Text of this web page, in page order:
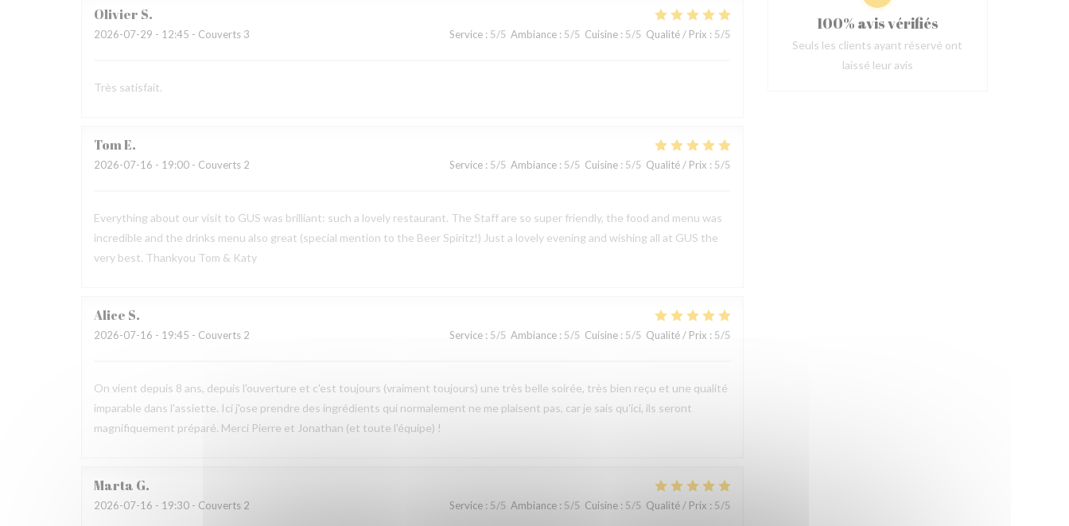
Olivier S
2026-07-29 - 12:45 - Couverts 3 Service: 5/5 Ambiance: 5/5 Cuisine: 5/5 Qualité / Prix : 5/5
Très satisfait.
TomE
2026-07-16 - 19:00 - Couverts 2 Service: 5/5 Ambiance: 5/5 Cuisine: 5/5 Qualité / Prix : 5/5
Everything about our visit to GUS was brilliant: such a lovely restaurant. The Staff are so super friendly, the food and menu was
incredible and the drinks menu also great (special mention to the Beer Spiritz!) Just a lovely evening and wishing all at GUS the
very best. Thankyou Tom & Katy
Alice S
2026-07-16 - 19:45 - Couverts 2 Service: 5/5 Ambiance: 5/5 Cuisine: 5/5 Qualité / Prix : 5/5
On vient depuis 8 ans, depuis l'ouverture et c'est toujours (vraiment toujours) une très belle soirée, très bien reçu et une qualité
imparable dans l'assiette. Ici j'ose prendre des ingrédients qui normalement ne me plaisent pas, car je sais qu'ici, ils seront
magnifiquement préparé. Merci Pierre et Jonathan (et toute l'équipe) !
Marta G
2026-07-16 - 19:30 - Couverts 2 Service: 5/5 Ambiance: 5/5 Cuisine: 5/5 Qualité / Prix : 5/5
100% avis vérifiés
Seuls les clients ayant réservé ont
laissé leur avis